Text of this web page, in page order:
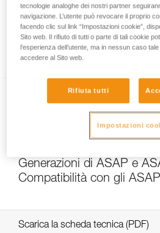
Soccorso su fune:
con ASAP e ASAP LOCK
Generazioni di ASAP e
Compatibilità con gli
Scarica la scheda tecnica (PDF)
tecnologie analoghe dei nostri partner
navigazione. L’utente può revocare il proprio
facendo clic sul link “Impostazioni cookie”,
Sito web. Il rifiuto di tutti o parte di tali cookie
l’esperienza dell’utente, ma in nessun caso
accedere al Sito web.
Rifiuta tutti
Impostazioni